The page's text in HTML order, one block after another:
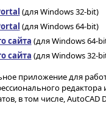
(для Windows 32-bit)
(для Windows 64-bit)
сайта (для Windows 64-
сайта (для Windows 32-
приложение для
редактора
в том числе, AutoCAD